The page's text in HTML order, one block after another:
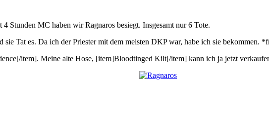
Stunden MC haben wir Ragnaros besiegt. Insgesamt nur 6 Tote.
sie Tat es. Da ich der Priester mit dem meisten DKP war, habe ich sie bekommen.
item]. Meine alte Hose, [item]Bloodtinged Kilt[/item] kann ich ja jetzt